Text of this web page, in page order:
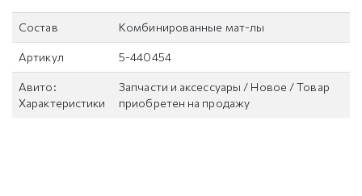
Состав Комбинированные мат-лы
Артикул 5-440454
Авито:
Характеристики
Запчасти и аксессуары / Новое / Товар
приобретен на продажу